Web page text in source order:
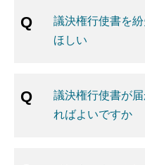
議決権行使書を
ほしい
議決権行使書が
ればよいですか